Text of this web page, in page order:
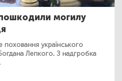
могилу
українського
Лепкого. З надгробка